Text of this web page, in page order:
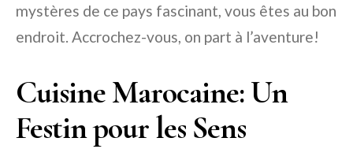
mystères de ce pays fascinant, vous êtes au bon
endroit. Accrochez-vous, on part à l’aventure!
Cuisine Marocaine: Un
Festin pour les Sens